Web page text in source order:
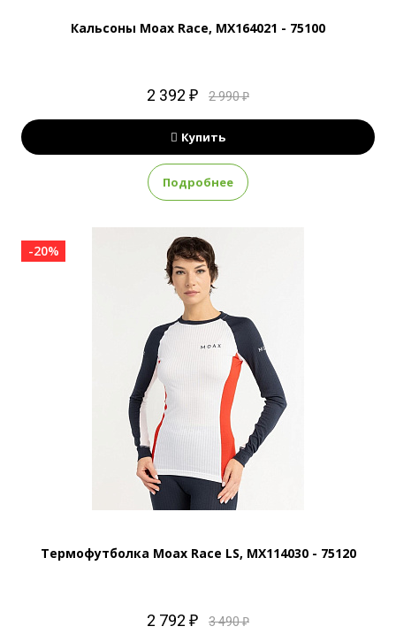
Кальсоны Moax Race, MX164021 - 75100
2 392 ₽ 2 990 ₽
Купить
Подробнее
-20%
Термофутболка Moax Race LS, MX114030 - 75120
2 792 ₽ 3 490 ₽